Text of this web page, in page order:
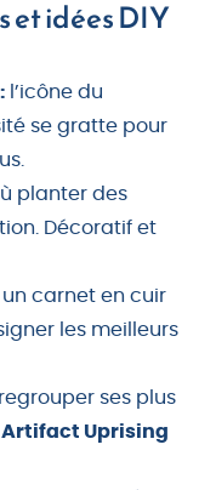
et idées DIY
l’icône du
se gratte pour
planter des
Décoratif et
un carnet en cuir
les meilleurs
regrouper ses plus
Artifact Uprising